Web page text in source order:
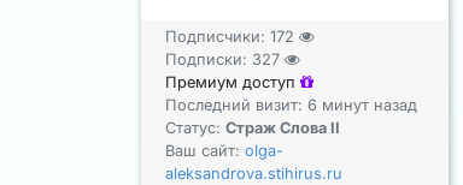
Подписчики: 172
Подписки: 327
Премиум доступ
Последний визит: 6 минут назад
Статус: Страж Слова II
Ваш сайт: olga-
aleksandrova.stihirus.ru